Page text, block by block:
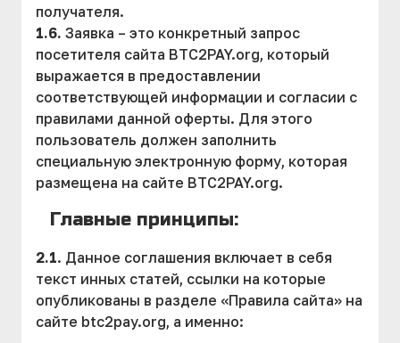
получателя.
1.6. Заявка – это конкретный запрос
посетителя сайта BTC2PAY.org, который
выражается в предоставлении
соответствующей информации и согласии с
правилами данной оферты. Для этого
пользователь должен заполнить
специальную электронную форму, которая
размещена на сайте BTC2PAY.org.
Главные принципы:
2.1. Данное соглашения включает в себя
текст инных статей, ссылки на которые
опубликованы в разделе «Правила сайта» на
сайте btc2pay.org, а именно: